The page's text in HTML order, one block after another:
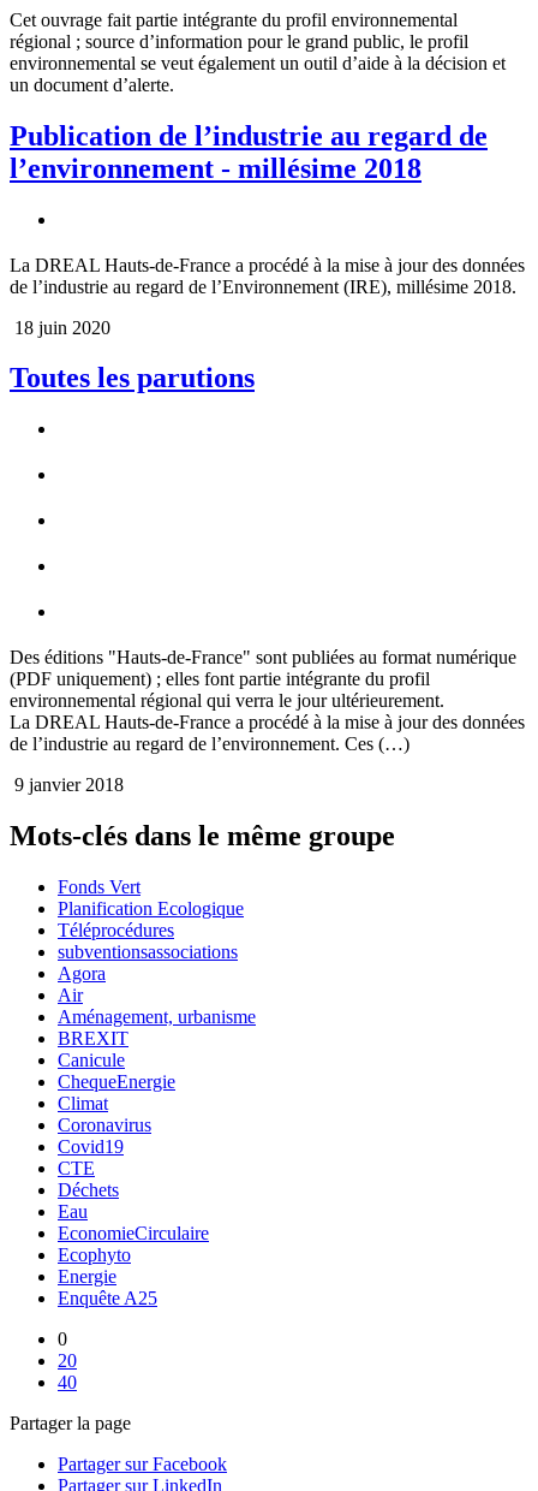
Cet ouvrage fait partie intégrante du profil environnemental
régional ; source d’information pour le grand public, le profil
environnemental se veut également un outil d’aide à la décision et
un document d’alerte.
Publication de l’industrie au regard de
l’environnement - millésime 2018
La DREAL Hauts-de-France a procédé à la mise à jour des données
de l’industrie au regard de l’Environnement (IRE), millésime 2018.
18 juin 2020
Toutes les parutions
Des éditions "Hauts-de-France" sont publiées au format numérique
(PDF uniquement) ; elles font partie intégrante du profil
environnemental régional qui verra le jour ultérieurement.
La DREAL Hauts-de-France a procédé à la mise à jour des données
de l’industrie au regard de l’environnement. Ces (…)
9 janvier 2018
Mots-clés dans le même groupe
Fonds Vert
Planification Ecologique
Téléprocédures
subventionsassociations
Agora
Air
Aménagement, urbanisme
BREXIT
Canicule
ChequeEnergie
Climat
Coronavirus
Covid19
CTE
Déchets
Eau
EconomieCirculaire
Ecophyto
Energie
Enquête A25
0
20
40
Partager la page
Partager sur Facebook
Partager sur LinkedIn